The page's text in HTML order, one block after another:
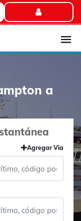
a
Agregar Via